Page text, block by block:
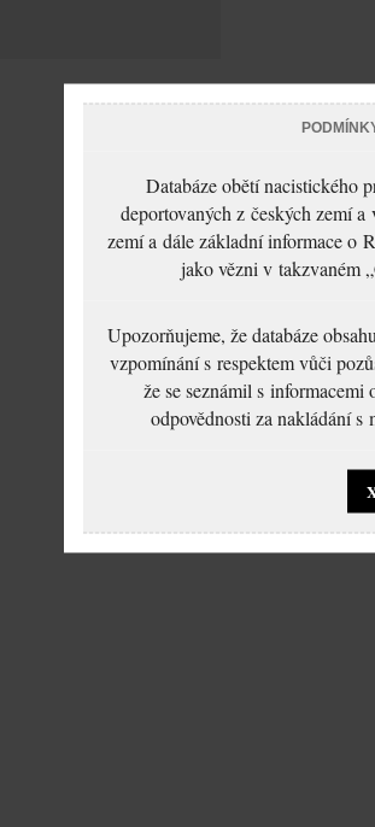
Databáze obětí nacistického
deportovaných z českých zemí
zemí a dále základní informace o
jako vězni v takzvaném
Upozorňujeme, že databáze
vzpomínání s respektem vůči
že se seznámil s
odpovědnosti za nakládání